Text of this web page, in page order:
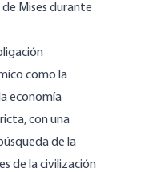
Mises durante
como la
economía
con una
de la
de la civilización